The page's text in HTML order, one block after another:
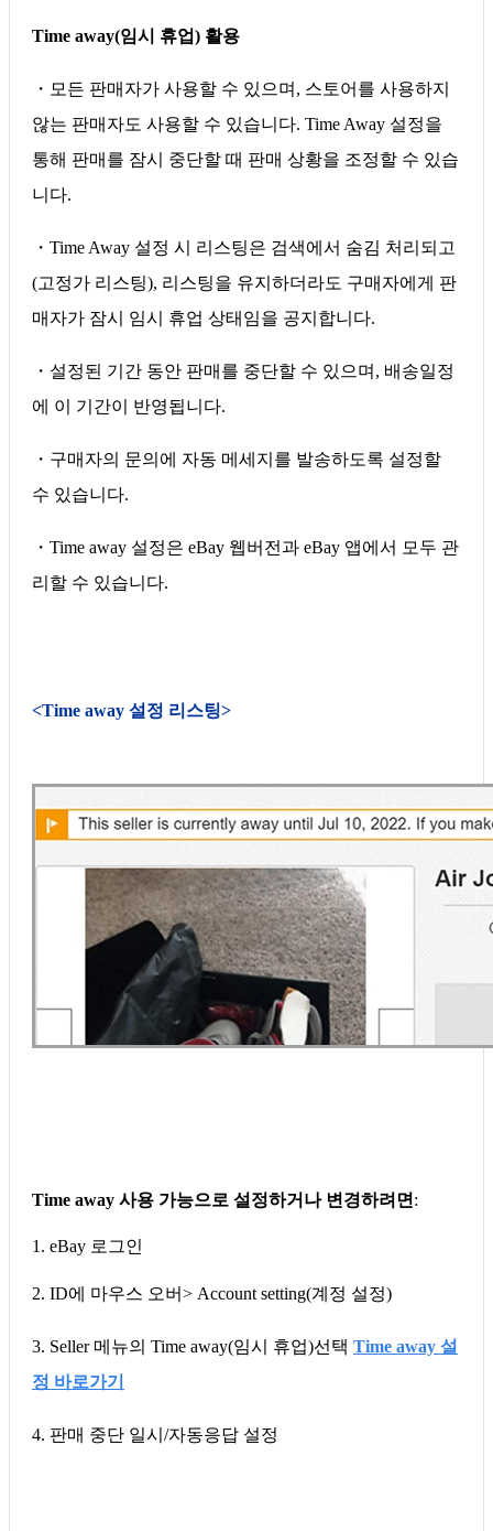
Time away(임시 휴업) 활용
・모든 판매자가 사용할 수 있으며, 스토어를 사용하지
않는 판매자도 사용할 수 있습니다. Time Away 설정을
통해 판매를 잠시 중단할 때 판매 상황을 조정할 수 있습
니다.
・Time Away 설정 시 리스팅은 검색에서 숨김 처리되고
(고정가 리스팅), 리스팅을 유지하더라도 구매자에게 판
매자가 잠시 임시 휴업 상태임을 공지합니다.
・ 설정된 기간 동안 판매를 중단할 수 있으며, 배송일정
에 이 기간이 반영됩니다.
・구매자의 문의에 자동 메세지를 발송하도록 설정할
수 있습니다.
・Time away 설정은 eBay 웹버전과 eBay 앱에서 모두 관
리할 수 있습니다.
<Time away 설정 리스팅>
Time away 사용 가능으로 설정하거나 변경하려면 :
1. eBay 로그인
2. ID에 마우스 오버> Account setting(계정 설정)
3. Seller 메뉴의 Time away(임시 휴업)선택 Time away 설
정 바로가기
4. 판매 중단 일시/자동응답 설정